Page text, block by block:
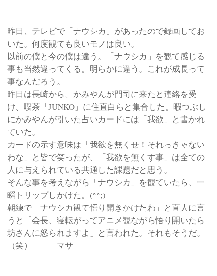
昨日、テレビで「ナウシカ」があったので録画してお
いた。何度観ても良いモノは良い。
以前の僕と今の僕は違う。「ナウシカ」を観て感じる
事も当然違ってくる。明らかに違う。これが成長って
事なんだろう。
昨日は長崎から、かみやんが門司に来たと連絡を受
け、喫茶「JUNKO」に住直白らと集合した。暇つぶし
にかみやんが引いた占いカードには「我欲」と書かれ
ていた。
カードの示す意味は「我欲を無くせ！それっきゃない
わな」と皆で笑ったが、「我欲を無くす事」は全ての
人に与えられている共通した課題だと思う。
そんな事を考えながら「ナウシカ」を観ていたら、一
瞬トリップしかけた。(^^;)
朝練で「ナウシカ観て悟り開きかけたわ」と直人に言
うと「会長、寝転がってアニメ観ながら悟り開いたら
坊さんに怒られますよ」と言われた。それもそうだ。
（笑） マサ